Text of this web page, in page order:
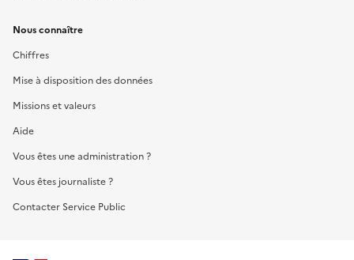
Nous connaître
Chiffres
Mise à disposition des données
Missions et valeurs
Aide
Vous êtes une administration ?
Vous êtes journaliste ?
Contacter Service Public